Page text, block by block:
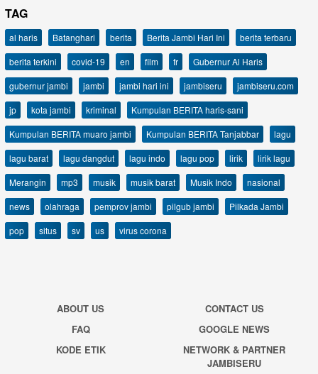
TAG
al haris Batanghari berita Berita Jambi Hari Ini
berita terbaru
berita terkini
covid-19 en film fr
Gubernur Al Haris
gubernur jambi
jambi jambi hari ini jambiseru
jambiseru.com
jp
kota jambi kriminal
Kumpulan BERITA haris-sani
Kumpulan BERITA muaro jambi
Kumpulan BERITA Tanjabbar
lagu
lagu barat
lagu dangdut lagu indo lagu pop lirik
lirik lagu
Merangin
mp3 musik musik barat Musik Indo
nasional
news
olahraga pemprov jambi pilgub jambi
Pilkada Jambi
pop
situs sv us virus corona
ABOUT US
CONTACT US
FAQ
GOOGLE NEWS
KODE ETIK
NETWORK & PARTNER
JAMBISERU